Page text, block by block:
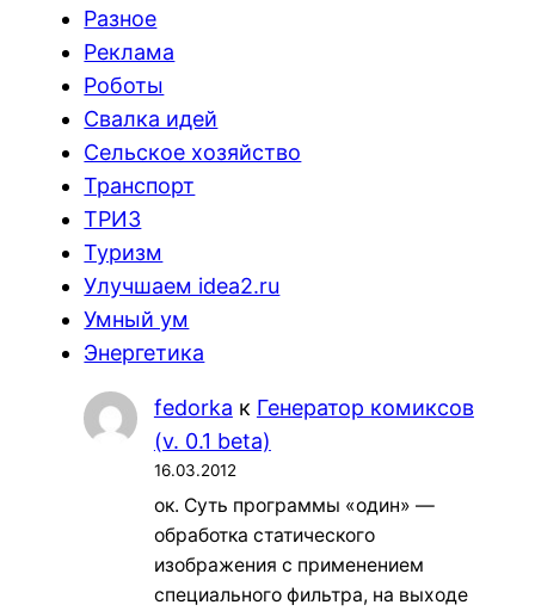
Разное
Реклама
Роботы
Свалка идей
Сельское хозяйство
Транспорт
ТРИЗ
Туризм
Улучшаем idea2.ru
Умный ум
Энергетика
fedorka к Генератор комиксов
(v. 0.1 beta)
16.03.2012
ок. Суть программы «один» —
обработка статического
изображения с применением
специального фильтра, на выходе